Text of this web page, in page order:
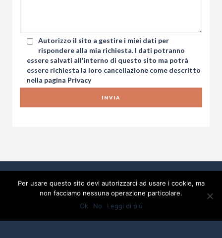
Autorizzo il sito a gestire i miei dati per
rispondere alla mia richiesta. I dati potranno
essere salvati all'interno di questo sito ma potrà
essere richiesta la loro cancellazione come descritto
nella pagina Privacy
Per usare questo sito devi autorizzarci ad usare i cookie, ma
non facciamo nessuna operazione particolare.
Ok
No Leggi di più